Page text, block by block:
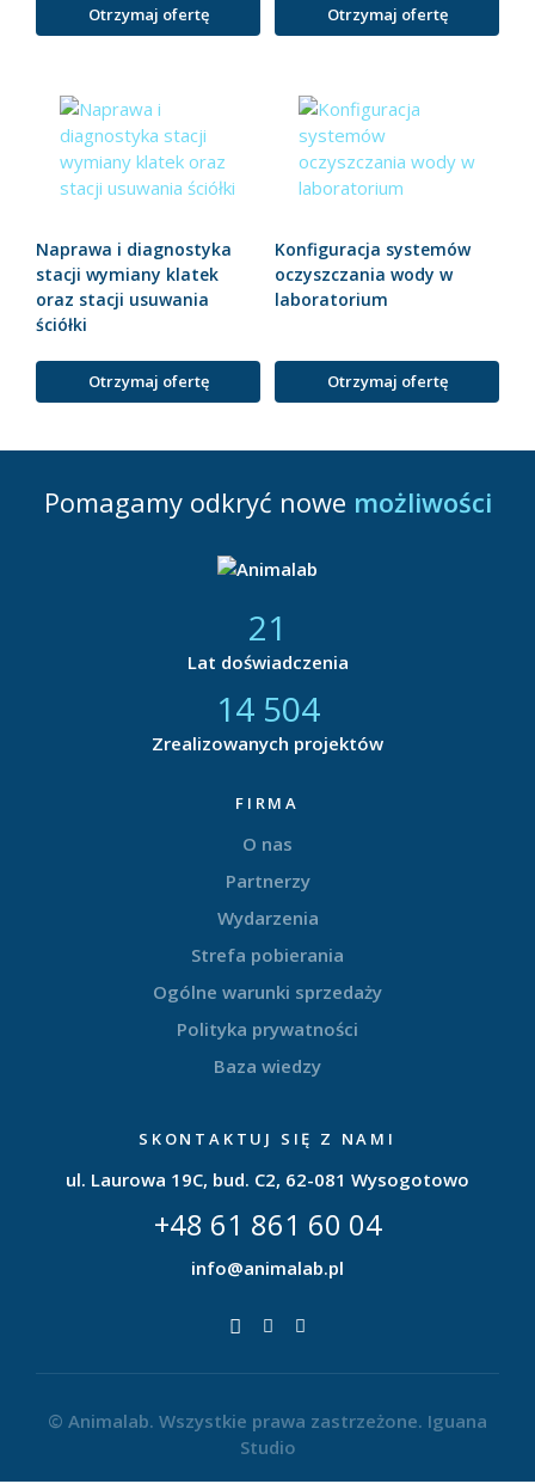
Otrzymaj ofertę Otrzymaj ofertę
Naprawa i diagnostyka
stacji wymiany klatek
oraz stacji usuwania
ściółki
Otrzymaj ofertę
Konfiguracja systemów
oczyszczania wody w
laboratorium
Otrzymaj ofertę
Pomagamy odkryć nowe możliwości
21
Lat doświadczenia
14 857
Zrealizowanych projektów
FIRMA
O nas
Partnerzy
Wydarzenia
Strefa pobierania
Ogólne warunki sprzedaży
Polityka prywatności
Baza wiedzy
SKONTAKTUJ SIĘ Z NAMI
ul. Laurowa 19C, bud. C2, 62-081 Wysogotowo
+48 61 861 60 04
info@animalab.pl
© Animalab. Wszystkie prawa zastrzeżone. Iguana
Studio